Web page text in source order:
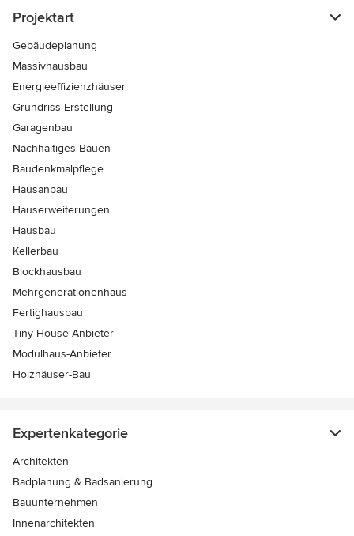
Projektart
Gebäudeplanung
Massivhausbau
Energieeffizienzhäuser
Grundriss-Erstellung
Garagenbau
Nachhaltiges Bauen
Baudenkmalpflege
Hausanbau
Hauserweiterungen
Hausbau
Kellerbau
Blockhausbau
Mehrgenerationenhaus
Fertighausbau
Tiny House Anbieter
Modulhaus-Anbieter
Holzhäuser-Bau
Expertenkategorie
Architekten
Badplanung & Badsanierung
Bauunternehmen
Innenarchitekten